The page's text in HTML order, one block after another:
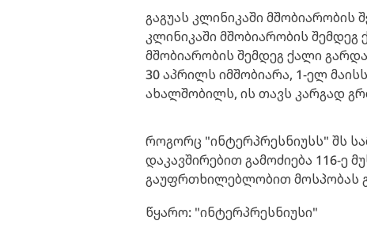
გაგუას კლინიკაში მშობიარობის
კლინიკაში მშობიარობის
მშობიარობის შემდეგ ქალი
30 აპრილს იმშობიარა, 1-ელ
ახალშობილს, ის თავს კარგად
როგორც "ინტერპრესნიუსს" შს
დაკავშირებით გამოძიება 116-ე
გაუფრთხილებლობით მოსპობას
წყარო: "ინტერპრესნიუსი"